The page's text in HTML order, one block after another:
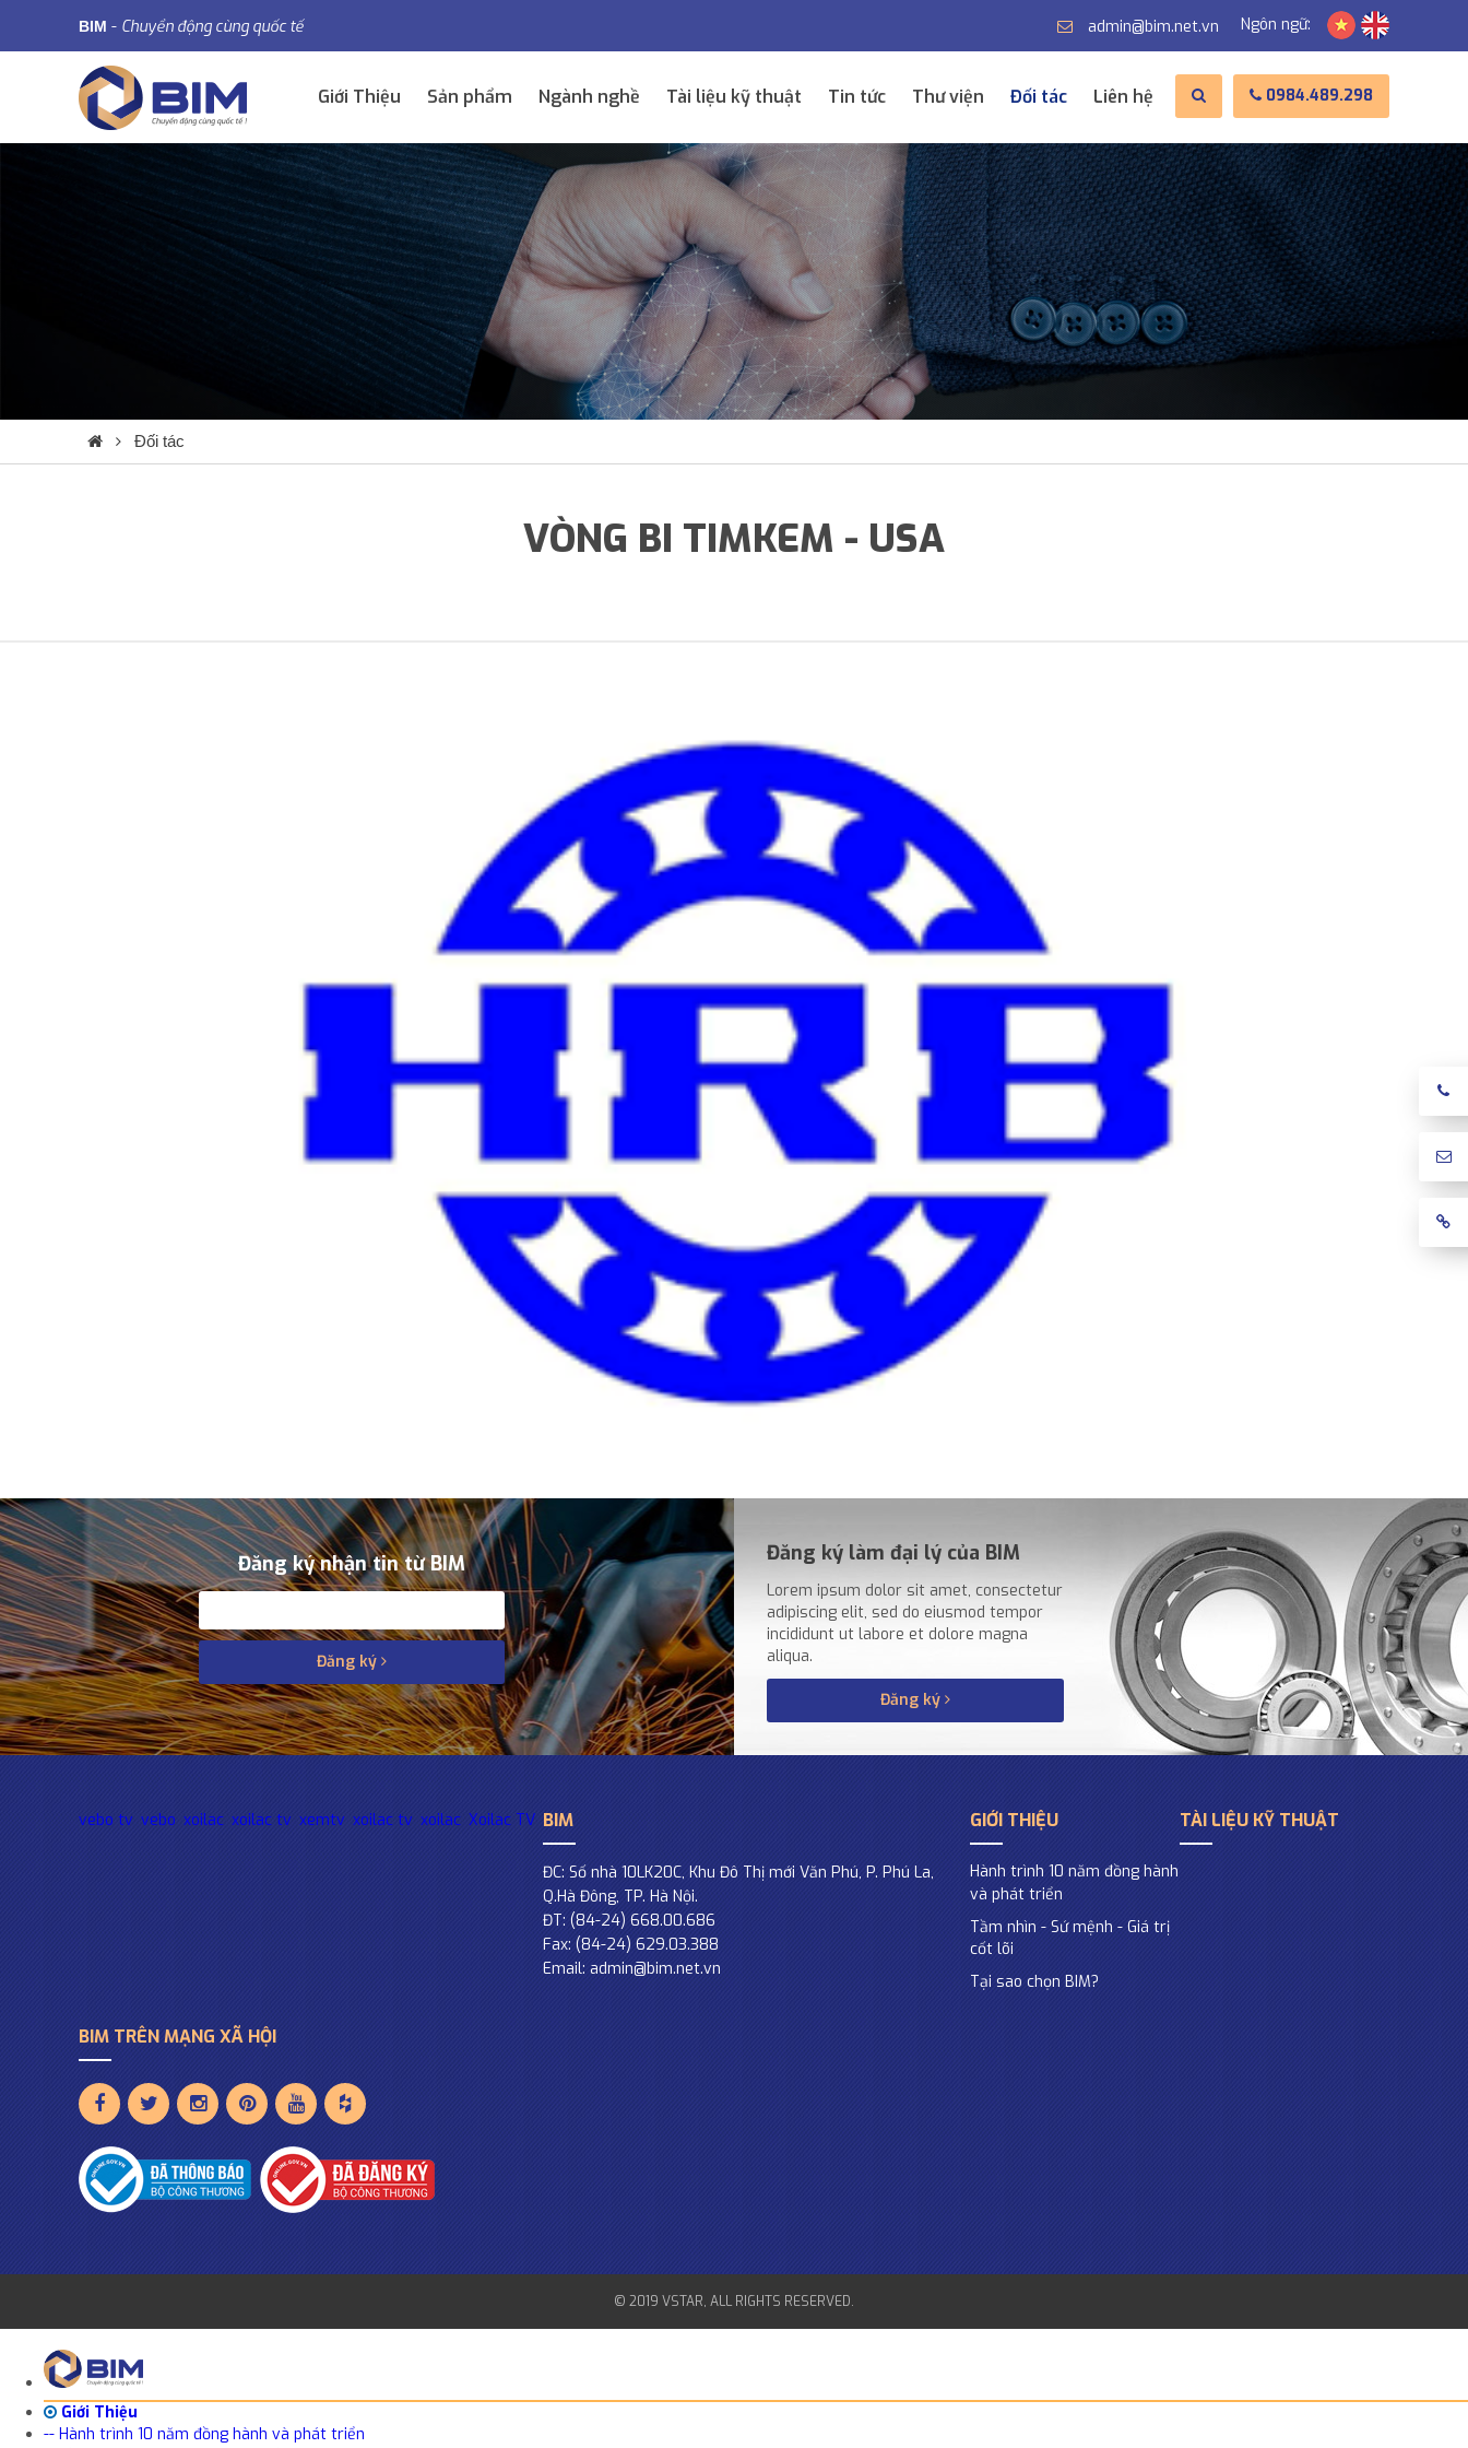
BIM - Chuyển động cùng quốc tế Ngôn ngữ:
admin@bim.net.vn
0984.489.298
Giới Thiệu Sản phẩm Ngành nghề Tài liệu kỹ thuật Tin tức Thư viện Đối tác Liên hệ
ĐỐI TÁC
Đối tác
VÒNG BI TIMKEM - USA
Đăng ký nhận tin từ BIM
Đăng ký
Đăng ký làm đại lý của BIM
Lorem ipsum dolor sit amet, consectetur
adipiscing elit, sed do eiusmod tempor
incididunt ut labore et dolore magna
aliqua.
Đăng ký
vebo tv vebo xoilac xoilac tv xemtv xoilac tv xoilac Xoilac TV BIM
ĐC: Số nhà 10LK20C, Khu Đô Thị mới Văn Phú, P. Phú La,
Q.Hà Đông, TP. Hà Nội.
ĐT: (84-24) 668.00.686
Fax: (84-24) 629.03.388
Email: admin@bim.net.vn
GIỚI THIỆU
Hành trình 10 năm đồng hành
và phát triển
Tầm nhìn - Sứ mệnh - Giá trị
cốt lõi
Tại sao chọn BIM?
TÀI LIỆU KỸ THUẬT
BIM TRÊN MẠNG XÃ HỘI
© 2019 VSTAR, ALL RIGHTS RESERVED.
Giới Thiệu
-- Hành trình 10 năm đồng hành và phát triển